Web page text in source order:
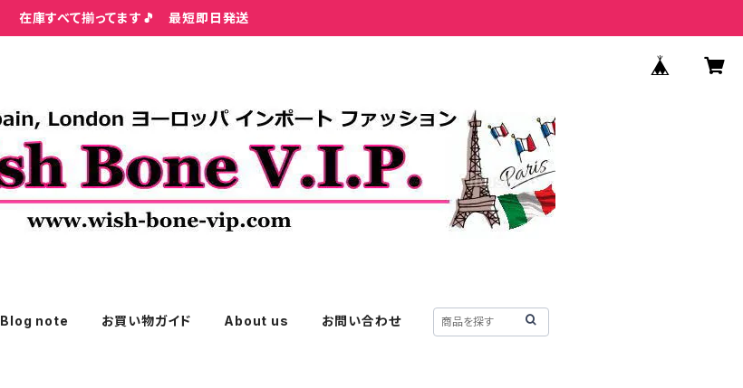
在庫すべて揃ってます🎵 最短即日発送
Blog note お買い物ガイド About us お問い合わせ